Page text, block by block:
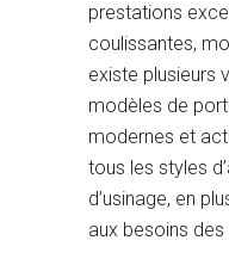
prestations
coulissantes,
existe plusieurs
modèles de
modernes et
tous les styles
d’usinage, en
aux besoins des